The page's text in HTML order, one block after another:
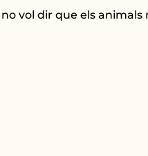
vol dir que els